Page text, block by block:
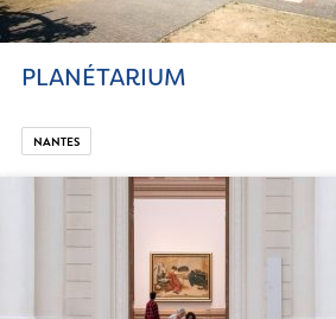
PLANÉTARIUM
NANTES